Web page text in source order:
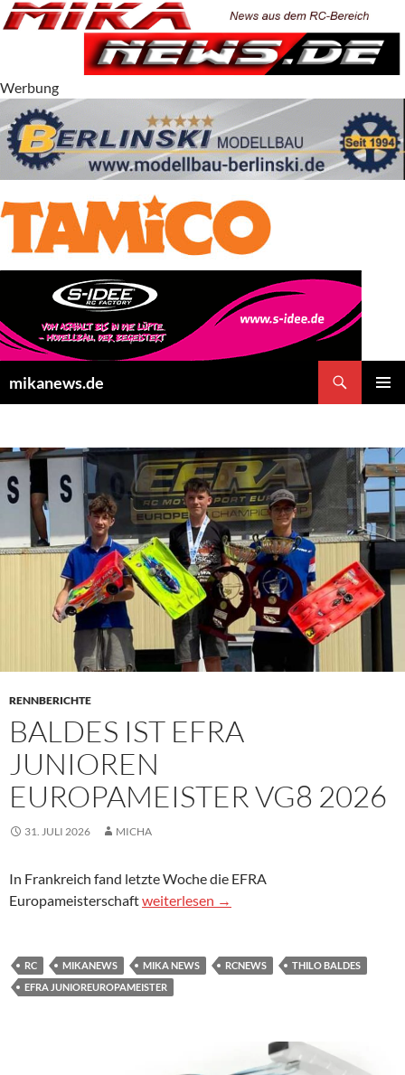
Zum
Inhalt
Werbung
mikanews.de
RENNBERICHTE
BALDES IST EFRA
JUNIOREN
EUROPAMEISTER VG8 2026
31. JULI 2026 MICHA
In Frankreich fand letzte Woche die EFRA
EuropameisterschaftBaldes ist EFRA Junioren Europameister
weiterlesen →
RC MIKANEWS MIKA NEWS RCNEWS
THILO BALDES
EFRA JUNIOREUROPAMEISTER